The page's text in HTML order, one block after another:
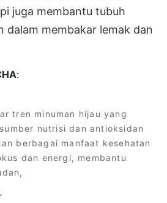
juga membantu tubuh
dalam membakar lemak dan
:
tren minuman hijau yang
nutrisi dan antioksidan
berbagai manfaat kesehatan
dan energi, membantu